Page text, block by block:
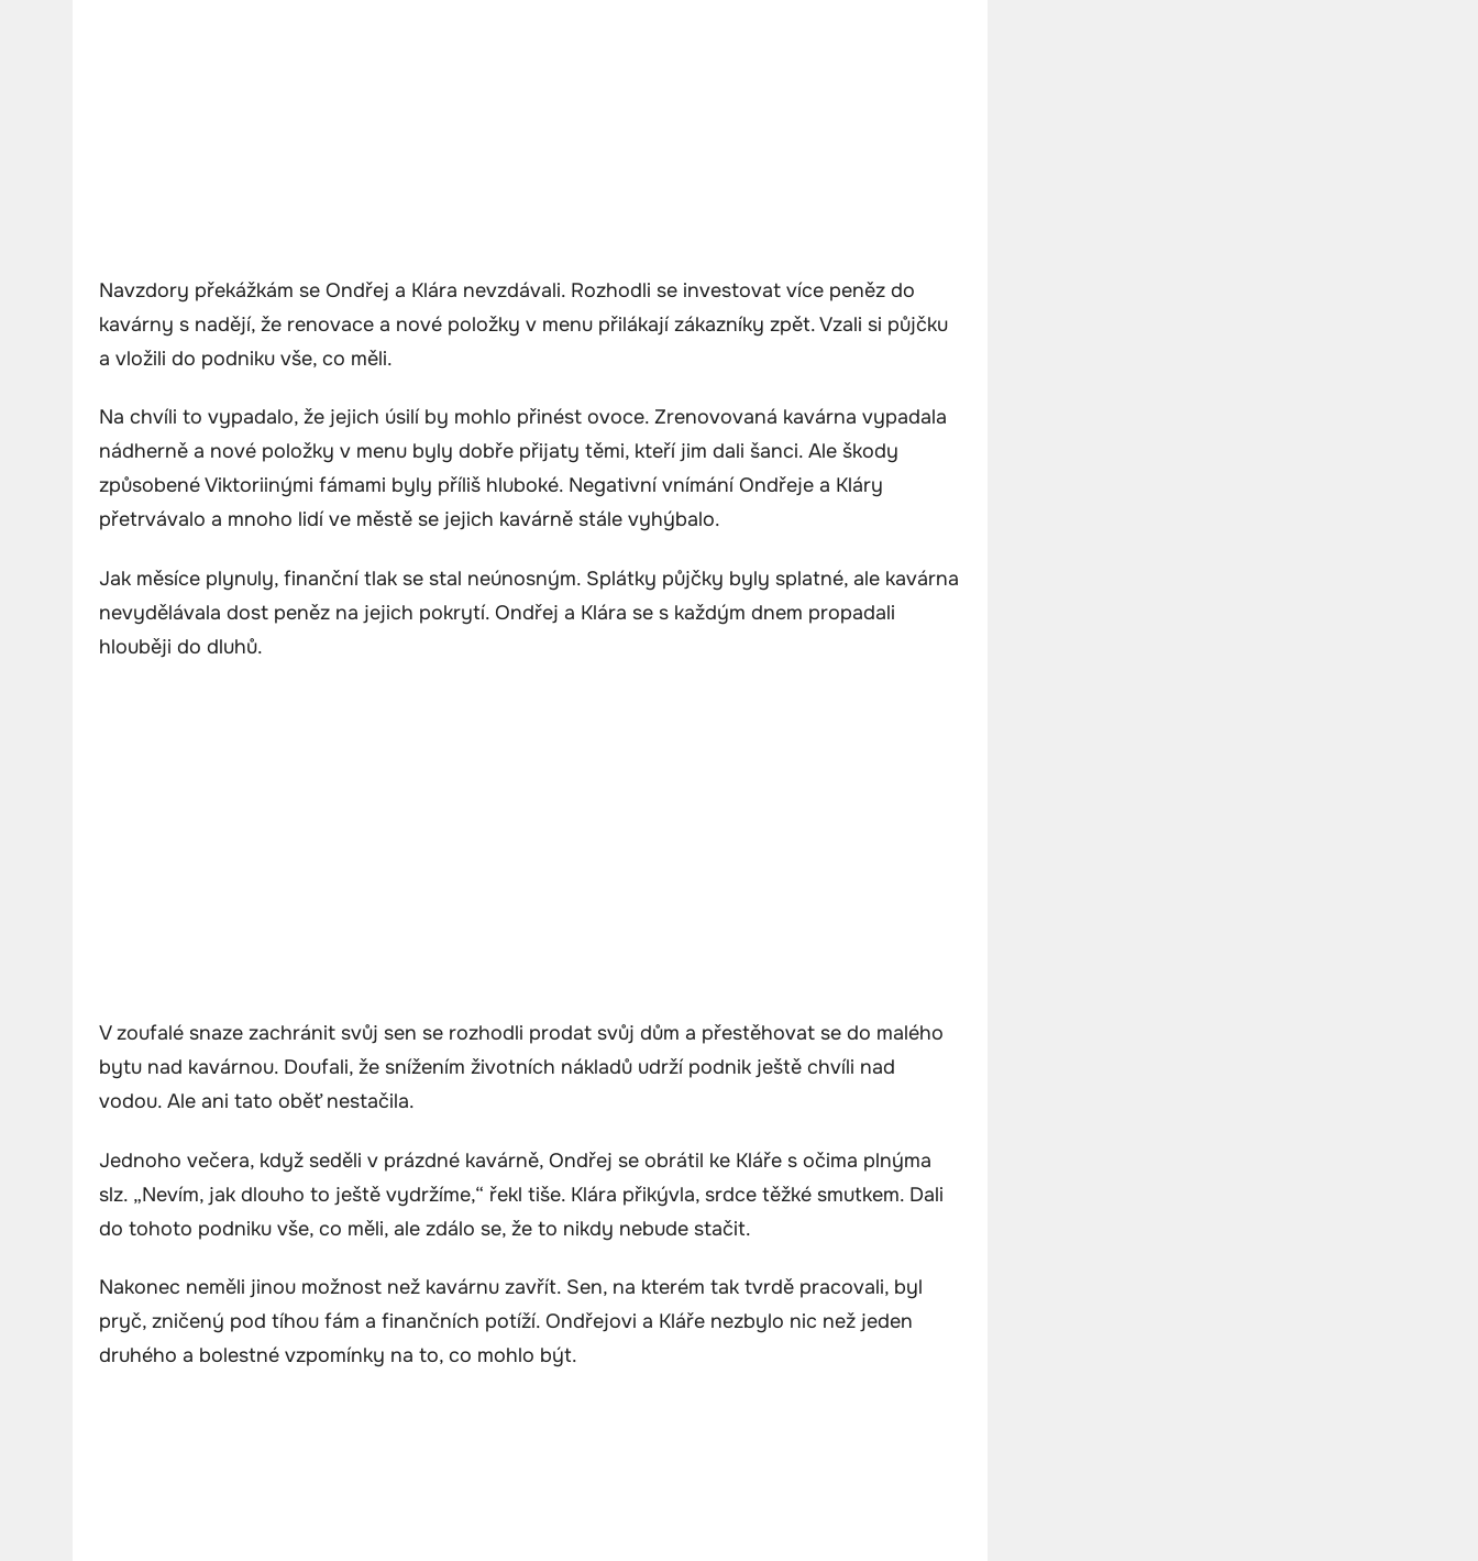
Navzdory překážkám se Ondřej a Klára nevzdávali. Rozhodli se investovat více peněz do
kavárny s nadějí, že renovace a nové položky v menu přilákají zákazníky zpět. Vzali si půjčku
a vložili do podniku vše, co měli.
Na chvíli to vypadalo, že jejich úsilí by mohlo přinést ovoce. Zrenovovaná kavárna vypadala
nádherně a nové položky v menu byly dobře přijaty těmi, kteří jim dali šanci. Ale škody
způsobené Viktoriinými fámami byly příliš hluboké. Negativní vnímání Ondřeje a Kláry
přetrvávalo a mnoho lidí ve městě se jejich kavárně stále vyhýbalo.
Jak měsíce plynuly, finanční tlak se stal neúnosným. Splátky půjčky byly splatné, ale kavárna
nevydělávala dost peněz na jejich pokrytí. Ondřej a Klára se s každým dnem propadali
hlouběji do dluhů.
V zoufalé snaze zachránit svůj sen se rozhodli prodat svůj dům a přestěhovat se do malého
bytu nad kavárnou. Doufali, že snížením životních nákladů udrží podnik ještě chvíli nad
vodou. Ale ani tato oběť nestačila.
Jednoho večera, když seděli v prázdné kavárně, Ondřej se obrátil ke Kláře s očima plnýma
slz. „Nevím, jak dlouho to ještě vydržíme,“ řekl tiše. Klára přikývla, srdce těžké smutkem. Dali
do tohoto podniku vše, co měli, ale zdálo se, že to nikdy nebude stačit.
Nakonec neměli jinou možnost než kavárnu zavřít. Sen, na kterém tak tvrdě pracovali, byl
pryč, zničený pod tíhou fám a finančních potíží. Ondřejovi a Kláře nezbylo nic než jeden
druhého a bolestné vzpomínky na to, co mohlo být.